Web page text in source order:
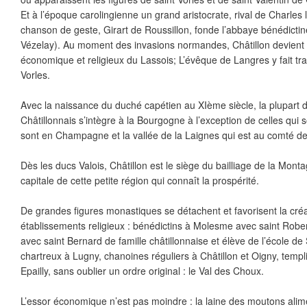
Et à l’époque carolingienne un grand aristocrate, rival de Charles
chanson de geste, Girart de Roussillon, fonde l’abbaye
Vézelay). Au moment des invasions normandes, Châtillon
économique et religieux du Lassois; L’évêque de Langres y fait
Vorles.
Avec la naissance du duché capétien au XIème siècle, la plupart
Châtillonnais s’intègre à la Bourgogne à l’exception de celles qui
sont en Champagne et la vallée de la Laignes qui est au comté
Dès les ducs Valois, Châtillon est le siège du bailliage de la
capitale de cette petite région qui connaît la prospérité.
De grandes figures monastiques se détachent et favorisent la
établissements religieux : bénédictins à Molesme avec saint
avec saint Bernard de famille châtillonnaise et élève de l’école
chartreux à Lugny, chanoines réguliers à Châtillon et Oigny,
Epailly, sans oublier un ordre original : le Val des Choux.
L’essor économique n’est pas moindre : la laine des moutons